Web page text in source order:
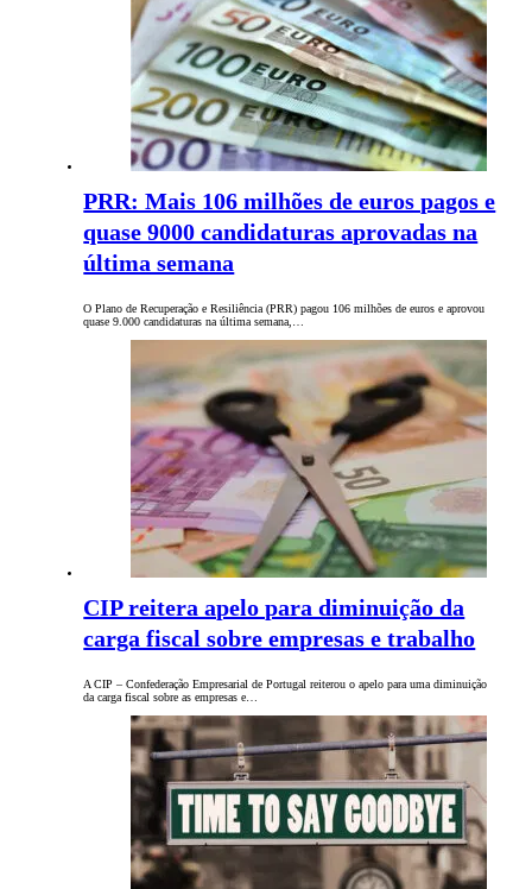
PRR: Mais 106 milhões de euros pagos e
quase 9000 candidaturas aprovadas na
última semana
O Plano de Recuperação e Resiliência (PRR) pagou 106 milhões de euros e aprovou
quase 9.000 candidaturas na última semana,…
CIP reitera apelo para diminuição da
carga fiscal sobre empresas e trabalho
A CIP – Confederação Empresarial de Portugal reiterou o apelo para uma diminuição
da carga fiscal sobre as empresas e…